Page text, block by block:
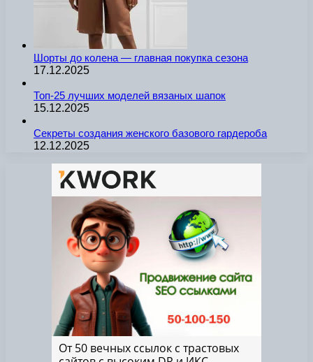
Шорты до колена — главная покупка сезона
17.12.2025
Топ-25 лучших моделей вязаных шапок
15.12.2025
Секреты создания женского базового гардероба
12.12.2025